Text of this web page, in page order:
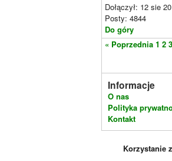
Dołączył: 12 sie
Posty: 4844
Do góry
« Poprzednia 1 2 3
Informacje
O nas
Polityka
Kontakt
Korzystanie